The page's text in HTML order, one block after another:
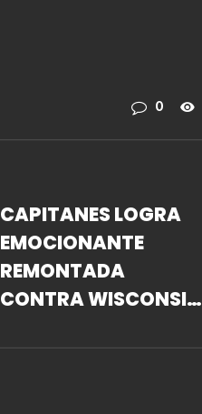
0
CAPITANES LOGRA
EMOCIONANTE
REMONTADA
CONTRA WISCONSIN